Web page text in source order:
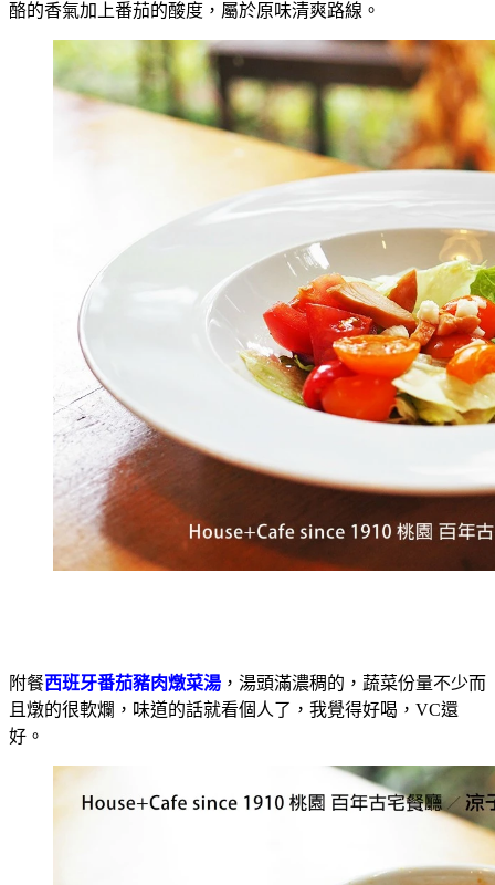
酪的香氣加上番茄的酸度，屬於原味清爽路線。
附餐西班牙番茄豬肉燉菜湯 ，湯頭滿濃稠的，蔬菜份量不少而
且燉的很軟爛，味道的話就看個人了，我覺得好喝，VC還
好。